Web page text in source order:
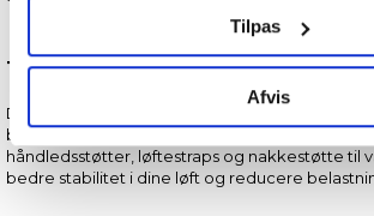
Tilpas
Afvis
Tilbehør der gør forskellen
Det rette
både komfort og sikkerhed under
håndledsstøtter, løftestraps og nakkestøtte til
bedre stabilitet i dine løft og reducere